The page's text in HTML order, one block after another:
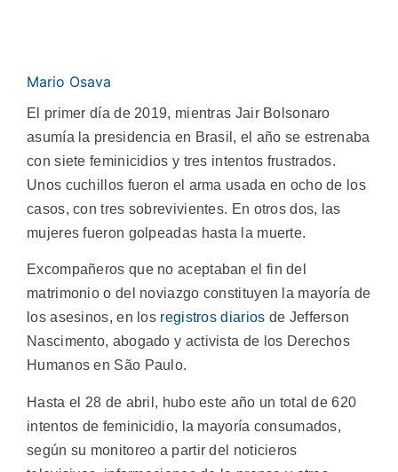
Mario Osava
El primer día de 2019, mientras Jair Bolsonaro
asumía la presidencia en Brasil, el año se estrenaba
con siete feminicidios y tres intentos frustrados.
Unos cuchillos fueron el arma usada en ocho de los
casos, con tres sobrevivientes. En otros dos, las
mujeres fueron golpeadas hasta la muerte.
Excompañeros que no aceptaban el fin del
matrimonio o del noviazgo constituyen la mayoría de
los asesinos, en los registros diarios de Jefferson
Nascimento, abogado y activista de los Derechos
Humanos en São Paulo.
Hasta el 28 de abril, hubo este año un total de 620
intentos de feminicidio, la mayoría consumados,
según su monitoreo a partir del noticieros